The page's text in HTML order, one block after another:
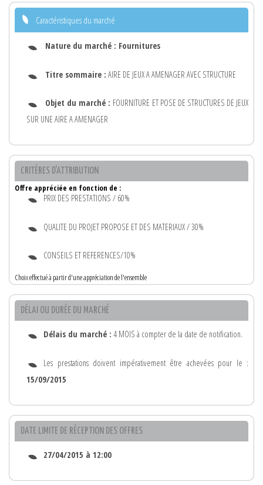
Caractéristiques du marché
Nature du marché : Fournitures
Titre sommaire : AIRE DE JEUX A AMENAGER AVEC STRUCTURE
Objet du marché : FOURNITURE ET POSE DE STRUCTURES DE JEUX
SUR UNE AIRE A AMENAGER
CRITÈRES D'ATTRIBUTION
Offre appréciée en fonction de :
PRIX DES PRESTATIONS / 60%
QUALITE DU PROJET PROPOSE ET DES MATERIAUX / 30%
CONSEILS ET REFERENCES/10%
Choix effectué à partir d'une appréciation de l'ensemble
DÉLAI OU DURÉE DU MARCHÉ
Délais du marché : 4 MOIS à compter de la date de notification.
Les prestations doivent impérativement être achevées pour le :
15/09/2015
DATE LIMITE DE RÉCEPTION DES OFFRES
27/04/2015 à 12:00